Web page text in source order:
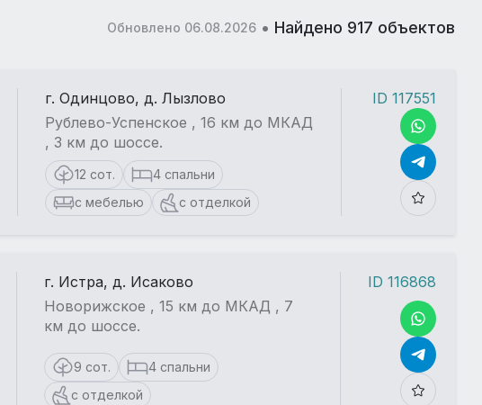
Обновлено 06.08.2026 • Найдено 917 объектов
г. Одинцово, д. Лызлово
Рублево-Успенское , 16 км до МКАД
, 3 км до шоссе.
12 сот.
4 спальни
с мебелью
с отделкой
ID 117551
г. Истра, д. Исаково
Новорижское , 15 км до МКАД , 7
км до шоссе.
9 сот.
4 спальни
с отделкой
ID 116868